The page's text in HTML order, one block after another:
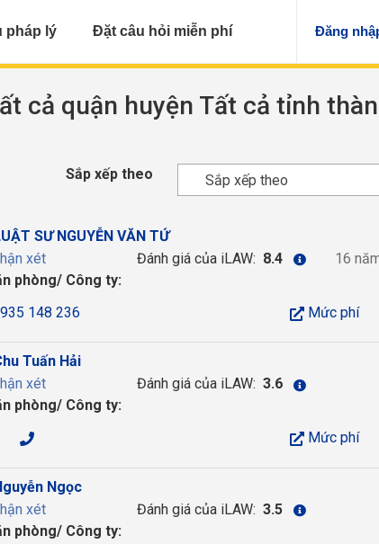
pháp lý Đặt câu hỏi miễn phí Đăng
cả quận huyện Tất cả tỉnh
Sắp xếp theo Sắp xếp theo
SƯ NGUYỄN VĂN TỨ
xét
Đánh giá của iLAW: 8.4
16
phòng/ Công ty:
148 236
Mức phí
Tuấn Hải
xét
Đánh giá của iLAW: 3.6
phòng/ Công ty:
Mức phí
Ngọc
xét
Đánh giá của iLAW: 3.5
phòng/ Công ty: